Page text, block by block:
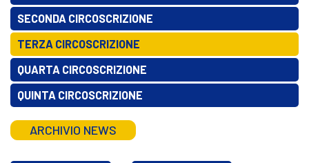
SECONDA CIRCOSCRIZIONE
TERZA CIRCOSCRIZIONE
QUARTA CIRCOSCRIZIONE
QUINTA CIRCOSCRIZIONE
ARCHIVIO NEWS